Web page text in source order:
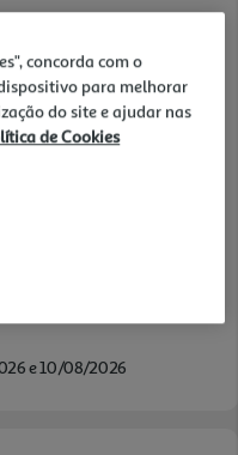
e 10/08/2026
concorda com o
para melhorar
do site e ajudar nas
de Cookies